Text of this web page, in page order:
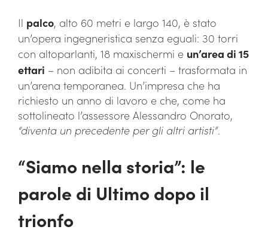
Il palco, alto 60 metri e largo 140, è stato
un’opera ingegneristica senza eguali: 30 torri
con altoparlanti, 18 maxischermi e un’area di 15
ettari – non adibita ai concerti – trasformata in
un’arena temporanea. Un’impresa che ha
richiesto un anno di lavoro e che, come ha
sottolineato l’assessore Alessandro Onorato,
“diventa un precedente per gli altri artisti”.
“Siamo nella storia”: le
parole di Ultimo dopo il
trionfo